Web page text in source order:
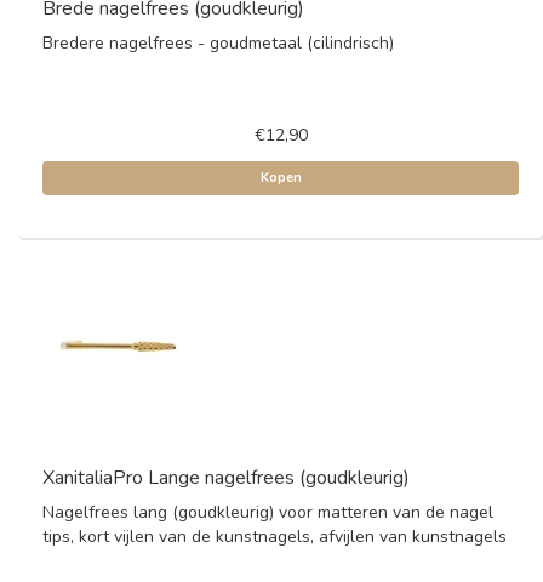
Brede nagelfrees (goudkleurig)
Bredere nagelfrees - goudmetaal (cilindrisch)
€12,90
Kopen
XanitaliaPro Lange nagelfrees (goudkleurig)
Nagelfrees lang (goudkleurig) voor matteren van de nagel
tips, kort vijlen van de kunstnagels, afvijlen van kunstnagels